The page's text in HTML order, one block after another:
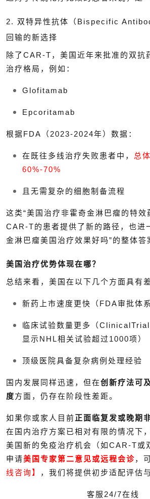
2. 双特异性抗体（Bispecific
回输的新选择
除了CAR-T，美国近年来批准的双抗
治疗格局，例如：
Glofitamab
Epcoritamab
根据FDA（2023-2024年）数据：
在既往多线治疗失败患者中， 总
60%-70%
且无需复杂的细胞制备流程
这类“美国治疗非霍奇金淋巴瘤的特效
CAR-T的患者提供了新的路径，也进
金淋巴瘤美国治疗效果好吗”的整体答
美国治疗优势体现在哪？
总结来看，美国在以下几个方面具有差
新药上市速度更快（FDA审批体系
临床试验数量更多（
显示NHL相关试验超过1000项）
顶级医院具备复杂病例处理经验
国内发展同样迅速，但在创新疗法可
度方面，仍存在阶段性差距。
如果你或家人目前正面临复发或晚期
在国内治疗方案已相对有限的情况下
美国新的免疫治疗机会（如CAR-T或
申请美国专家第二意见或远程会诊，
线咨询】
，我们将提供初步适配评估
客服24/7在线